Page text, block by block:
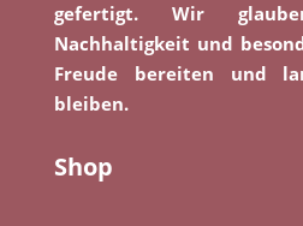
gefertigt. Wir
Nachhaltigkeit und
Freude bereiten und
bleiben.
Shop